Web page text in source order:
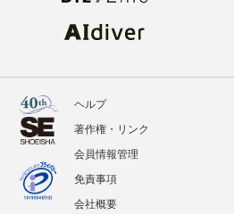
ヘルプ
著作権・リンク
会員情報管理
免責事項
会社概要